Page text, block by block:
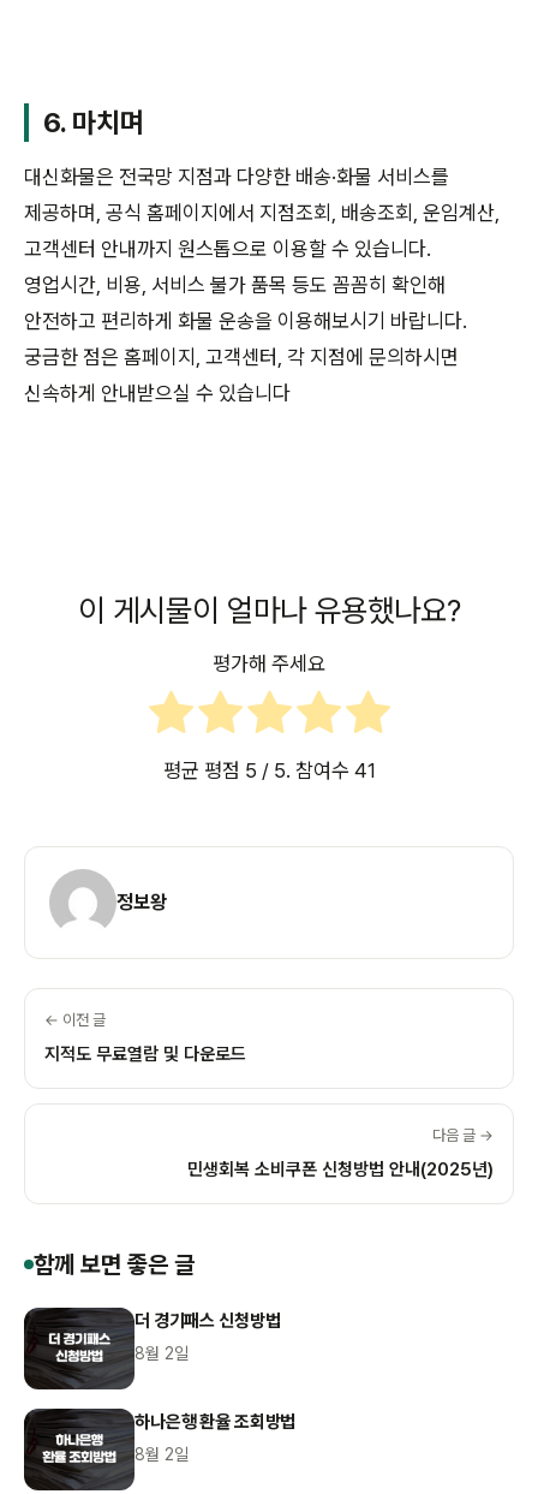
6. 마치며
대신화물은 전국망 지점과 다양한 배송·화물 서비스를
제공하며, 공식 홈페이지에서 지점조회, 배송조회, 운임계산,
고객센터 안내까지 원스톱으로 이용할 수 있습니다.
영업시간, 비용, 서비스 불가 품목 등도 꼼꼼히 확인해
안전하고 편리하게 화물 운송을 이용해보시기 바랍니다.
궁금한 점은 홈페이지, 고객센터, 각 지점에 문의하시면
신속하게 안내받으실 수 있습니다
이 게시물이 얼마나 유용했나요?
평가해 주세요
평균 평점 5 / 5. 참여수 41
정보왕
← 이전 글
지적도 무료열람 및 다운로드
다음 글 →
민생회복 소비쿠폰 신청방법 안내(2025년)
함께 보면 좋은 글
더 경기패스 신청방법
8월 2일
하나은행 환율 조회방법
8월 2일